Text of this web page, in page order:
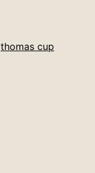
thomas cup